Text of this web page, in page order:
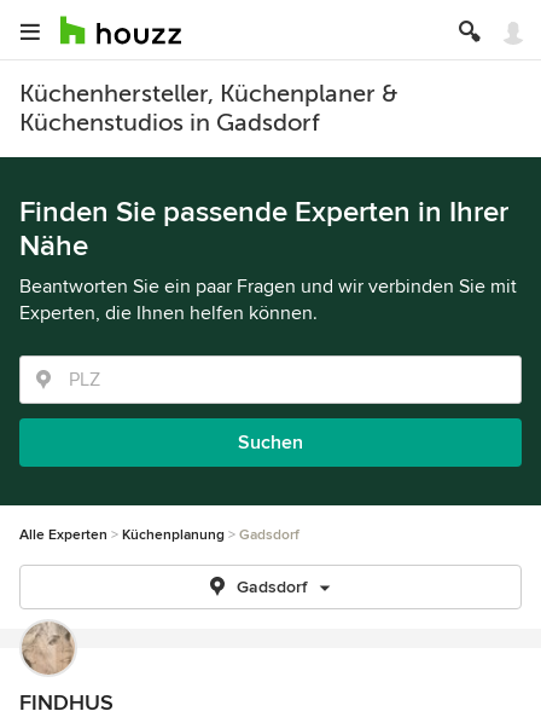
Küchenhersteller, Küchenplaner &
Küchenstudios in Gadsdorf
Finden Sie passende Experten in Ihrer
Nähe
Beantworten Sie ein paar Fragen und wir verbinden Sie mit
Experten, die Ihnen helfen können.
Suchen
Alle Experten Küchenplanung Gadsdorf
Gadsdorf
FINDHUS